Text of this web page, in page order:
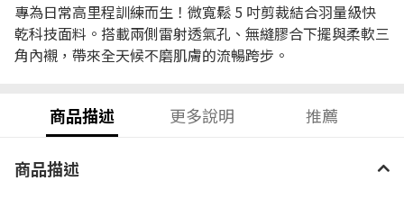
專為日常高里程訓練而生！微寬鬆 5 吋剪裁結合羽量級快
乾科技面料。搭載兩側雷射透氣孔、無縫膠合下擺與柔軟三
角內襯，帶來全天候不磨肌膚的流暢跨步。
商品描述 更多說明 推薦
商品描述